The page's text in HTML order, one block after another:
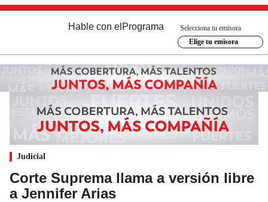
Hable con el Programa
Selecciona tu emisora
Elige tu emisora
Judicial
Corte Suprema llama a versión libre
a Jennifer Arias